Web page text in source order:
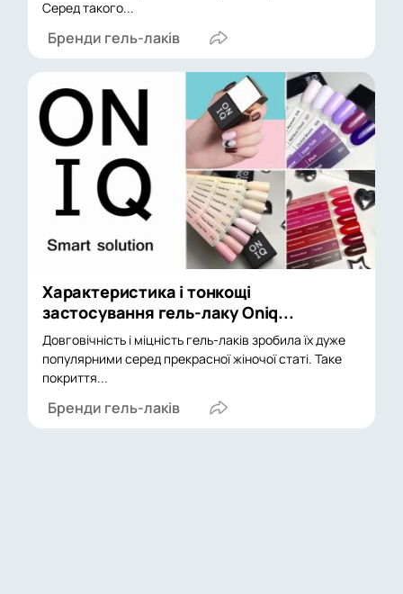
Серед такого...
Бренди гель-лаків
Характеристика і тонкощі
застосування гель-лаку Oniq...
Довговічність і міцність гель-лаків зробила їх дуже
популярними серед прекрасної жіночої статі. Таке
покриття...
Бренди гель-лаків